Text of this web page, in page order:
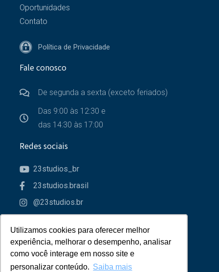
Utilizamos cookies para oferecer melhor
experiência, melhorar o desempenho, analisar
como você interage em nosso site e
personalizar conteúdo. Saiba mais
Utilizamos cookies para oferecer melhor
experiência, melhorar o desempenho, analisar
como você interage em nosso site e
personalizar conteúdo. Saiba mais
Oportunidades
Contato
Política de Privacidade
Fale conosco
De segunda a sexta (exceto feriados)
Das 9:00 às 12:30 e
das 14:30 às 17:00
Redes sociais
23studios_br
23studios.brasil
@23studios.br
Parceiros